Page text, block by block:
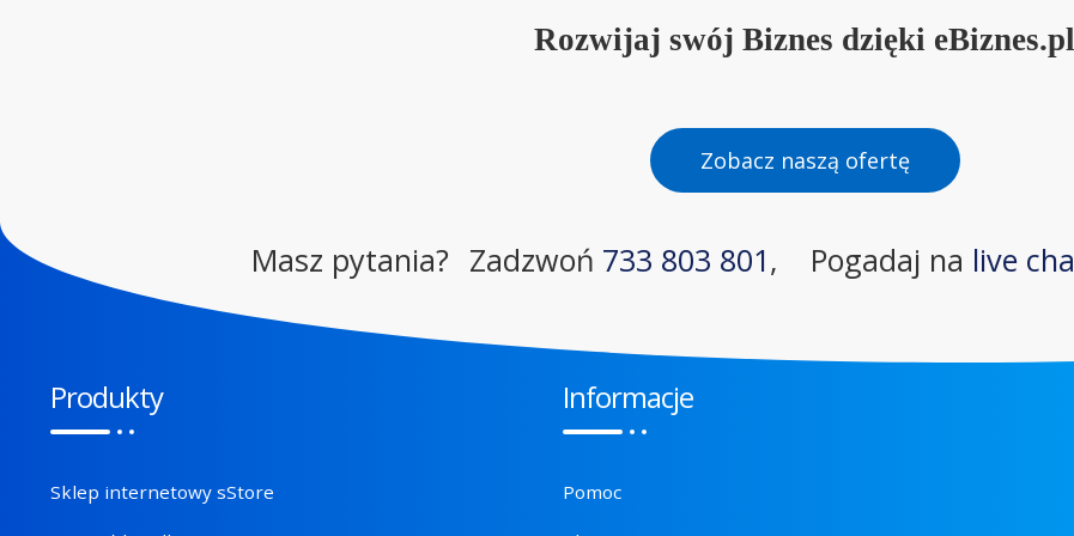
Rozwijaj swój Biznes dzięki eBiznes.pl
Zobacz naszą ofertę
Masz pytania? Zadzwoń 733 803 801, Pogadaj na live
Produkty
Sklep internetowy sStore
Informacje
Pomoc